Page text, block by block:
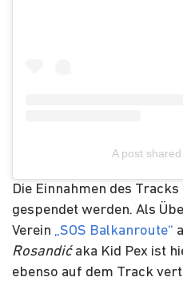
A post
Die Einnahmen des
gespendet werden. Als
Verein „SOS Balkanroute“
Rosandićaka Kid Pex ist
ebenso auf dem Track